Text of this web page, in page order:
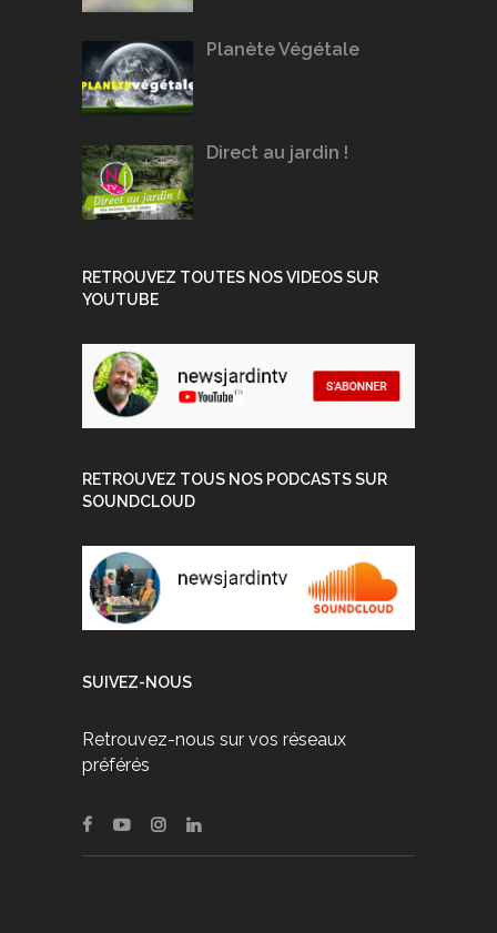
Planète Végétale
Direct au jardin !
RETROUVEZ TOUTES NOS VIDEOS SUR
YOUTUBE
RETROUVEZ TOUS NOS PODCASTS SUR
SOUNDCLOUD
SUIVEZ-NOUS
Retrouvez-nous sur vos réseaux
préférés